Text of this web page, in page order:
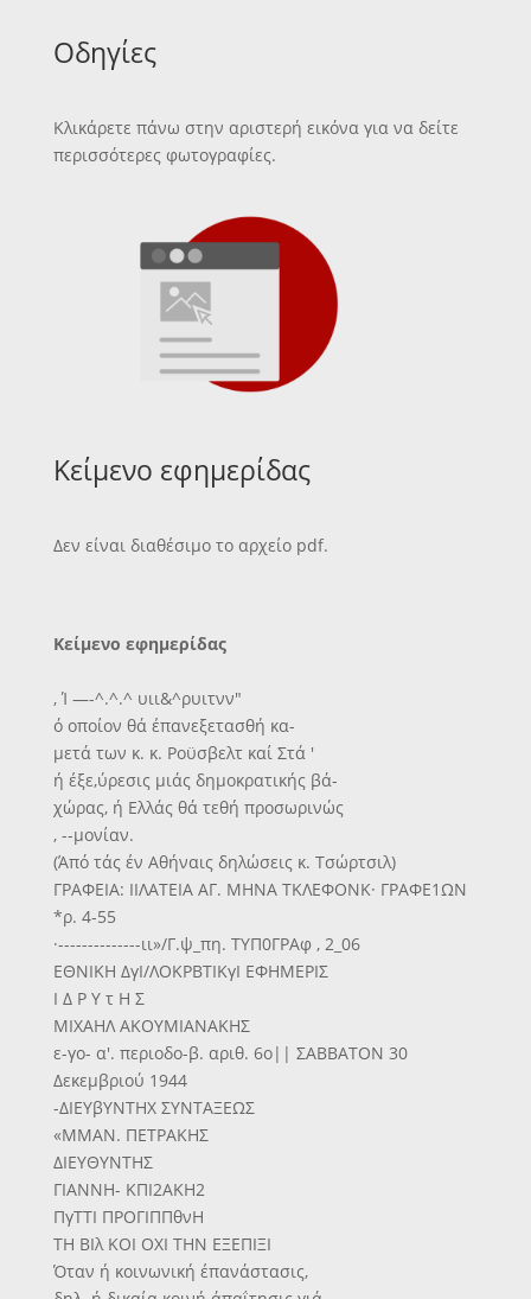
Οδηγίες
Κλικάρετε πάνω στην αριστερή εικόνα για να δείτε
περισσότερες φωτογραφίες.
Κείμενο εφημερίδας
Δεν είναι διαθέσιμο το αρχείο pdf.
Κείμενο εφημερίδας
, Ί —-^.^.^ υιι&^ρυιτνν"
ό οποίον θά έπανεξετασθή κα-
μετά των κ. κ. Ροϋσβελτ καί Στά '
ή έξε,ύρεσις μιάς δημοκρατικής βά-
χώρας, ή Ελλάς θά τεθή προσωρινώς
, --μονίαν.
(Άπό τάς έν Αθήναις δηλώσεις κ. Τσώρτσιλ)
ΓΡΑΦΕΙΑ: ΙΙΛΑΤΕΙΑ ΑΓ. ΜΗΝΑ ΤΚΛΕΦΟΝΚ· ΓΡΑΦΕ1ΩΝ
*ρ. 4-55
·--------------ιι»/Γ.ψ_πη. ΤΥΠ0ΓΡΑφ , 2_06
ΕΘΝΙΚΗ ΔγΙ/ΛΟΚΡΒΤΙΚγΙ ΕΦΗΜΕΡΙΣ
Ι Δ Ρ Υ τ Η Σ
ΜΙΧΑΗΛ ΑΚΟΥΜΙΑΝΑΚΗΣ
ε-γο- α'. περιοδο-β. αριθ. 6ο|| ΣΑΒΒΑΤΟΝ 30
Δεκεμβριού 1944
-ΔΙΕΥβΥΝΤΗΧ ΣΥΝΤΑΞΕΩΣ
«ΜΜΑΝ. ΠΕΤΡΑΚΗΣ
ΔΙΕΥΘΥΝΤΗΣ
ΓΙΑΝΝΗ- ΚΠΙ2ΑΚΗ2
ΠγΤΤΙ ΠΡΟΓΙΠΠθνΗ
ΤΗ ΒΙλ ΚΟΙ ΟΧΙ ΤΗΝ ΕΞΕΠΙΞΙ
Όταν ή κοινωνική έπανάστασις,